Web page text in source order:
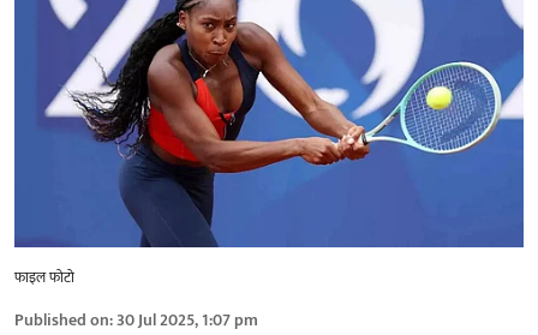
फाइल फोटो
Published on:30 Jul 2025, 1:07 pm